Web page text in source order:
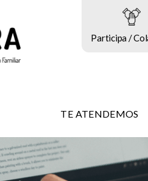
Participa /
TE ATENDEMOS